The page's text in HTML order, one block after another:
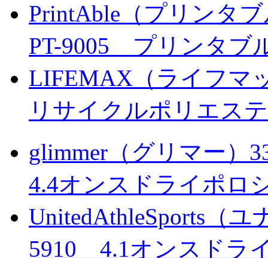
PrintAble（プリンタ
PT-9005 プリンタブ
LIFEMAX（ライフ
リサイクルポリエス
glimmer（グリマー）
4.4オンスドライポロ
UnitedAthleSports（
5910 4.1オンスドラ